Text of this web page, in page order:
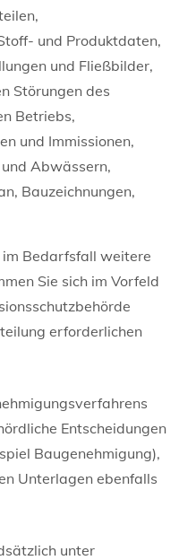
und Produktdaten,
und Fließbilder,
Störungen des
Betriebs,
und Immissionen,
Abwässern,
Bauzeichnungen,
Bedarfsfall weitere
Sie sich im Vorfeld
erforderlichen
Entscheidungen
Baugenehmigung),
Unterlagen ebenfalls
unter